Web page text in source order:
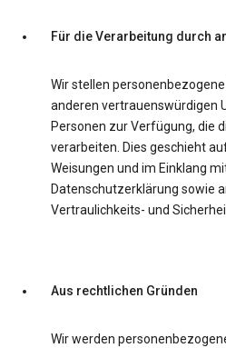
Für die Verarbeitung durch
Wir stellen
anderen vertrauenswürdigen
Personen zur Verfügung, die
verarbeiten. Dies geschieht
Weisungen und im Einklang
Datenschutzerklärung sowie
Vertraulichkeits- und
Aus rechtlichen Gründen
Wir werden